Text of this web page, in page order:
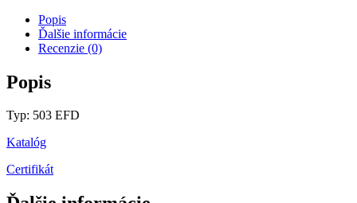
Popis
Ďalšie informácie
Recenzie (0)
Popis
Typ: 503 EFD
Katalóg
Certifikát